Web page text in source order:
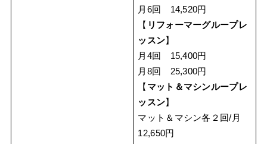
月6回 14,520円
【 リフォーマーグループレ
ッスン】
月4回 15,400円
月8回 25,300円
【 マット＆マシンループレ
ッスン】
マット＆マシン各２回/月
12,650円